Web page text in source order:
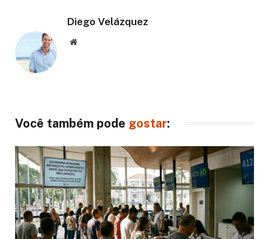
Diego Velázquez
Website
Você também pode gostar: